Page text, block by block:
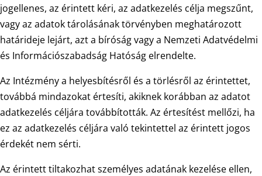
jogellenes, az érintett kéri, az adatkezelés célja megszűnt,
vagy az adatok tárolásának törvényben meghatározott
határideje lejárt, azt a bíróság vagy a Nemzeti Adatvédelmi
és Információszabadság Hatóság elrendelte.
Az Intézmény a helyesbítésről és a törlésről az érintettet,
továbbá mindazokat értesíti, akiknek korábban az adatot
adatkezelés céljára továbbították. Az értesítést mellőzi, ha
ez az adatkezelés céljára való tekintettel az érintett jogos
érdekét nem sérti.
Az érintett tiltakozhat személyes adatának kezelése ellen,